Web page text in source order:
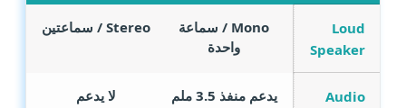
Loud
Speaker
Mono / سماعة
واحدة
Stereo / سماعتين
Audio
يدعم منفذ 3.5 ملم لا يدعم